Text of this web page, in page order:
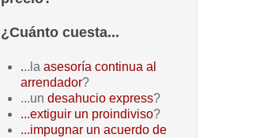
¿Cuánto cuesta...
...la asesoría continua al
arrendador?
...un desahucio express?
...extiguir un proindiviso?
...impugnar un acuerdo de